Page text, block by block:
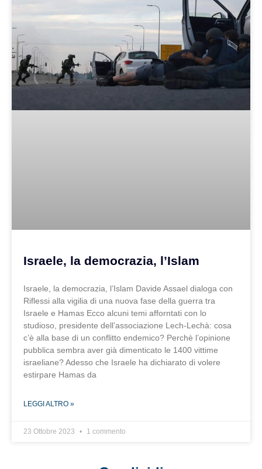
Israele, la democrazia, l’Islam
Israele, la democrazia, l’Islam Davide Assael dialoga con
Riflessi alla vigilia di una nuova fase della guerra tra
Israele e Hamas Ecco alcuni temi afforntati con lo
studioso, presidente dell’associazione Lech-Lechà: cosa
c’è alla base di un conflitto endemico? Perchè l’opinione
pubblica sembra aver già dimenticato le 1400 vittime
israeliane? Adesso che Israele ha dichiarato di volere
estirpare Hamas da
LEGGI ALTRO »
23 Ottobre 2023 1 commento